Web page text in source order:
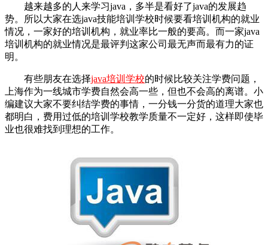
越来越多的人来学习java，多半是看好了java的发展趋
势。所以大家在选java技能培训学校时候要看培训机构的就业
情况，一家好的培训机构，就业率比一般的要高。而一家java
培训机构的就业情况是最评判这家公司最无声而最有力的证
明。
有些朋友在选择java培训学校的时候比较关注学费问题，
上海作为一线城市学费自然会高一些，但也不会高的离谱。小
编建议大家不要纠结学费的事情，一分钱一分货的道理大家也
都明白，费用过低的培训学校教学质量不一定好，这样即使毕
业也很难找到理想的工作。